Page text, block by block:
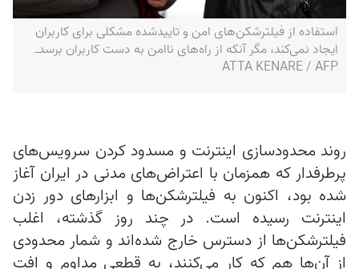
استفاده از فیلترشکن‌های امن و تاییدشده مشکلی برای کاربران
ایجاد نمی‌کند، مگر آنکه از راه‌های ناامن به دست کاربران برسد‌ـ
ATTA KENARE / AFP
روند محدودسازی اینترنت و مسدود کردن سرویس‌های
پرطرفدار که همزمان با اعتراض‌های مدنی در ایران آغاز
شده بود، اکنون به فیلترشکن‌ها و ابزارهای دور زدن
اینترنت رسیده است. در چند روز گذشته، اغلب
فیلترشکن‌ها از دسترس خارج شده‌اند و شمار محدودی
از آن‌ها هم که کار می‌کنند، به قطعی مداوم و افت